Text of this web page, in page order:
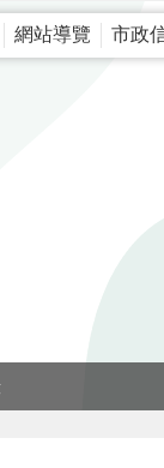
網站導覽 市政